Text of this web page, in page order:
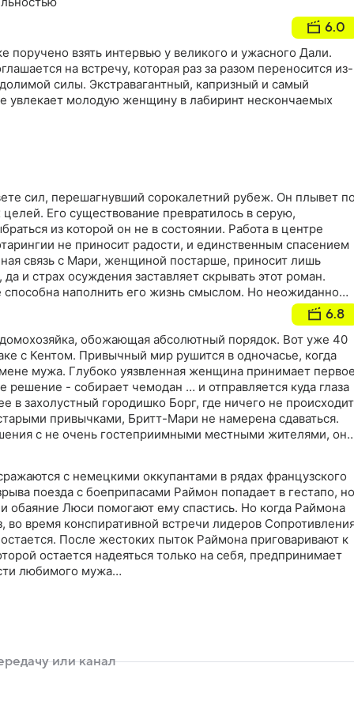
6.0
взять интервью у великого и ужасного Дали.
на встречу, которая раз за разом переносится из-
силы. Экстравагантный, капризный и самый
увлекает молодую женщину в лабиринт нескончаемых
сил, перешагнувший сорокалетний рубеж. Он плывет
Его существование превратилось в серую,
из которой он не в состоянии. Работа в центре
не приносит радости, и единственным спасением
связь с Мари, женщиной постарше, приносит лишь
и страх осуждения заставляет скрывать этот роман.
способна наполнить его жизнь смыслом. Но неожиданно
Фабио становится присяжным заседателем. Теперь
потерявшему ориентиры в жизни и не способному
вынести вердикт по делу молодого поджигателя,
убийстве
6.8
обожающая абсолютный порядок. Вот уже 40
с Кентом. Привычный мир рушится в одночасье, когда
мужа. Глубоко уязвленная женщина принимает
решение - собирает чемодан … и отправляется куда глаза
в захолустный городишко Борг, где ничего не
привычками, Бритт-Мари не намерена сдаваться.
с не очень гостеприимными местными жителями, она
с немецкими оккупантами в рядах французского
поезда с боеприпасами Раймон попадает в гестапо, но
обаяние Люси помогают ему спастись. Но когда Раймона
во время конспиративной встречи лидеров
После жестоких пыток Раймона приговаривают к
остается надеяться только на себя, предпринимает
любимого мужа…